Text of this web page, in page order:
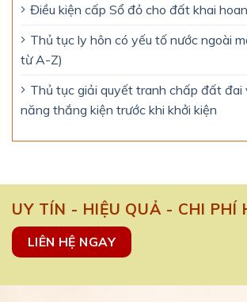
Điều kiện cấp Sổ đỏ cho đất khai
Thủ tục ly hôn có yếu tố nước ngoài
từ A-Z)
Thủ tục giải quyết tranh chấp đất đai
năng thắng kiện trước khi khởi kiện
UY TÍN - HIỆU QUẢ - CHI PHÍ
LIÊN HỆ NGAY